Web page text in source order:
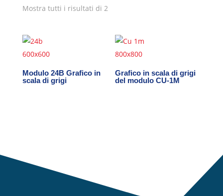
Mostra tutti i risultati di 2
Modulo 24B Grafico in
scala di grigi
Grafico in scala di grigi
del modulo CU-1M